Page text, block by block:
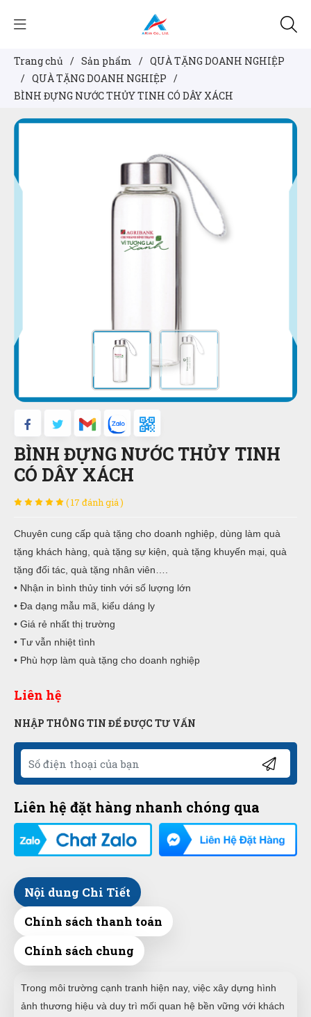
Trang chủ / Sản phẩm / QUÀ TẶNG DOANH NGHIỆP
/ QUÀ TẶNG DOANH NGHIỆP /
BÌNH ĐỰNG NƯỚC THỦY TINH CÓ DÂY XÁCH
BÌNH ĐỰNG NƯỚC THỦY TINH
CÓ DÂY XÁCH
( 17 đánh giá )
Chuyên cung cấp quà tặng cho doanh nghiệp, dùng làm quà
tặng khách hàng, quà tặng sự kiện, quà tặng khuyến mại, quà
tặng đối tác, quà tặng nhân viên….
• Nhận in bình thủy tinh với số lượng lớn
• Đa dạng mẫu mã, kiểu dáng ly
• Giá rẻ nhất thị trường
• Tư vẫn nhiệt tình
• Phù hợp làm quà tặng cho doanh nghiệp
Liên hệ
NHẬP THÔNG TIN ĐỂ ĐƯỢC TƯ VẤN
Liên hệ đặt hàng nhanh chóng qua
Nội dung Chi Tiết
Chính sách thanh toán
Chính sách chung
Trong môi trường cạnh tranh hiện nay, việc xây dựng hình
ảnh thương hiệu và duy trì mối quan hệ bền vững với khách